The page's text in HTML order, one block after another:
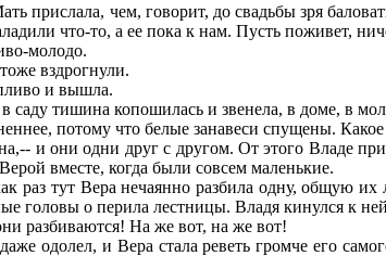
прислала, чем, говорит, до свадьбы зря
что-то, а ее пока к нам. Пусть поживет,
молодо.
вздрогнули.
и вышла.
саду тишина копошилась и звенела, в доме, в
потому что белые занавеси спущены. Какое
и они одни друг с другом. От этого Владе
вместе, когда были совсем маленькие.
тут Вера нечаянно разбила одну, общую их
головы о перила лестницы. Владя кинулся к
разбиваются! На же вот, на же вот!
одолел, и Вера стала реветь громче его